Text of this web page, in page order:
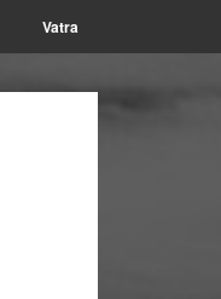
Vatra